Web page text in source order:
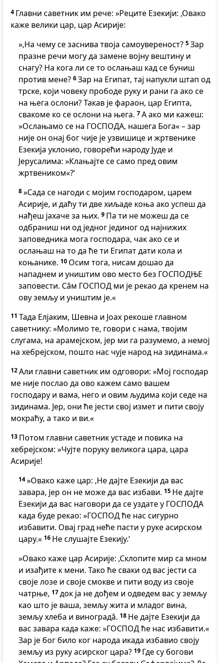
4 Главни саветник им рече: »Реците Езекији: ‚Овако
каже велики цар, цар Асирије:
»‚На чему се заснива твоја самоувереност? 5Зар
празне речи могу да замене војну вештину и
снагу? На кога ли се то ослањаш кад се буниш
против мене? 6Зар на Египат, тај напукли штап од
трске, који човеку прободе руку и рани га ако се
на њега ослони? Такав је фараон, цар Египта,
свакоме ко се ослони на њега. 7А ако ми кажеш:
»Ослањамо се на ГОСПОДА, нашега Бога« – зар
није он онај бог чије је узвишице и жртвенике
Езекија уклонио, говорећи народу Јуде и
Јерусалима: »Клањајте се само пред овим
жртвеником«?‘
8»Сада се нагоди с мојим господаром, царем
Асирије, и даћу ти две хиљаде коња ако успеш да
нађеш јахаче за њих. 9 Па ти не можеш да се
одбраниш ни од једног јединог од најнижих
заповедника мога господара, чак ако се и
ослањаш на то да ће ти Египат дати кола и
коњанике. 10 Осим тога, нисам дошао да
нападнем и уништим ово место без ГОСПОДЊЕ
заповести. Сâм ГОСПОД ми је рекао да кренем на
ову земљу и уништим је.«
11 Тада Елјаким, Шевна и Јоах рекоше главном
саветнику: »Молимо те, говори с нама, твојим
слугама, на арамејском, јер ми га разумемо, а немој
на хебрејском, пошто нас чује народ на зидинама.«
12Али главни саветник им одговори: »Мој господар
ме није послао да ово кажем само вашем
господару и вама, него и овим људима који седе на
зидинама. Јер, они ће јести свој измет и пити своју
мокраћу, а тако и ви.«
13 Потом главни саветник устаде и повика на
хебрејском: »Чујте поруку великога цара, цара
Асирије!
14»Овако каже цар: ‚Не дајте Езекији да вас
завара, јер он не може да вас избави. 15 Не дајте
Езекији да вас наговори да се уздате у ГОСПОДА
када буде рекао: »ГОСПОД ће нас сигурно
избавити. Овај град неће пасти у руке асирском
цару.« 16 Не слушајте Езекију.‘
»Овако каже цар Асирије: ‚Склопите мир са мном
и изађите к мени. Тако ће сваки од вас јести са
своје лозе и своје смокве и пити воду из своје
чатрње, 17док ја не дођем и одведем вас у земљу
као што је ваша, земљу жита и младог вина,
земљу хлеба и виноградâ. 18 Не дајте Езекији да
вас завара када каже: »ГОСПОД ће нас избавити.«
Зар је бог било ког народа икада избавио своју
земљу из руку асирског цара? 19 Где су богови